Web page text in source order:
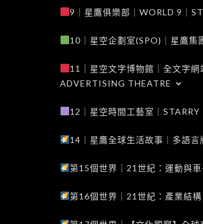
9｜星鷹俱樂部｜WORLD 9｜
10｜星空企劃室(SPO)｜星鷹集
11｜星空文字博物館｜全文字
ADVERTISING THEATRE
12｜星空時間工藝室｜
14｜星鷹全球生活故事｜多語
第15個世界｜21世紀：運動與
第16個世界｜21世紀：產業結